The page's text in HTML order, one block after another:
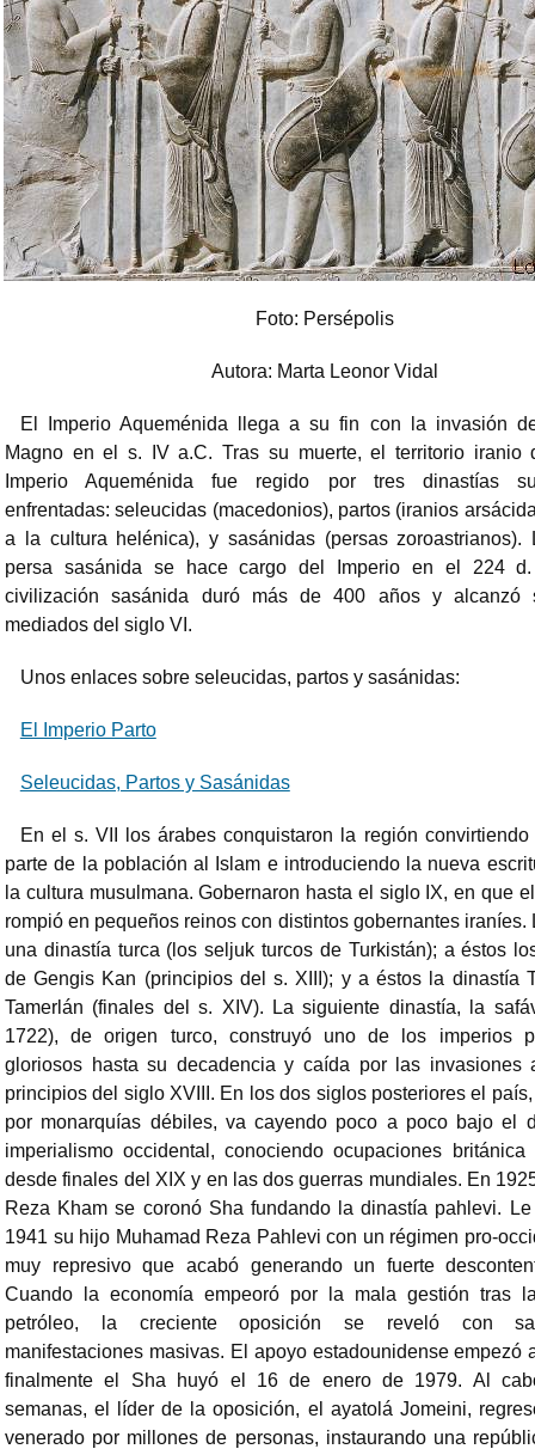
Foto: Persépolis
Autora: Marta Leonor Vidal
El Imperio Aqueménida llega a su fin con la invasión
Magno en el s. IV a.C. Tras su muerte, el territorio iranio
Imperio Aqueménida fue regido por tres dinastías
enfrentadas: seleucidas (macedonios), partos (iranios
a la cultura helénica), y sasánidas (persas zoroastrianos).
persa sasánida se hace cargo del Imperio en el 224
civilización sasánida duró más de 400 años y alcanzó
mediados del siglo VI.
Unos enlaces sobre seleucidas, partos y sasánidas:
El Imperio Parto
Seleucidas, Partos y Sasánidas
En el s. VII los árabes conquistaron la región
parte de la población al Islam e introduciendo la nueva
la cultura musulmana. Gobernaron hasta el siglo IX, en que
rompió en pequeños reinos con distintos gobernantes iraníes.
una dinastía turca (los seljuk turcos de Turkistán); a éstos
de Gengis Kan (principios del s. XIII); y a éstos la dinastía
Tamerlán (finales del s. XIV). La siguiente dinastía, la
1722), de origen turco, construyó uno de los imperios
gloriosos hasta su decadencia y caída por las invasiones
principios del siglo XVIII. En los dos siglos posteriores el
por monarquías débiles, va cayendo poco a poco bajo el
imperialismo occidental, conociendo ocupaciones
desde finales del XIX y en las dos guerras mundiales. En
Reza Kham se coronó Sha fundando la dinastía pahlevi.
1941 su hijo Muhamad Reza Pahlevi con un régimen pro-
muy represivo que acabó generando un fuerte
Cuando la economía empeoró por la mala gestión tras
petróleo, la creciente oposición se reveló con
manifestaciones masivas. El apoyo estadounidense empezó
finalmente el Sha huyó el 16 de enero de 1979. Al
semanas, el líder de la oposición, el ayatolá Jomeini,
venerado por millones de personas, instaurando una